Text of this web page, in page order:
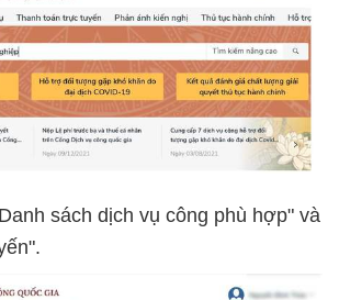
sách dịch vụ công phù hợp" và